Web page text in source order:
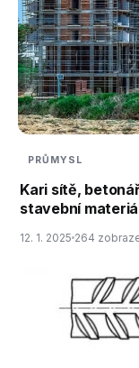
PRŮMYSL
Kari sítě,
stavební
12. 1. 2025 264